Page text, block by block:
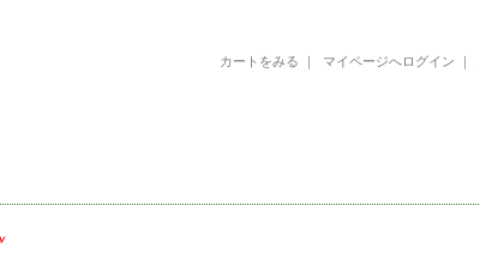
カートをみる ｜ マイページへログイン ｜